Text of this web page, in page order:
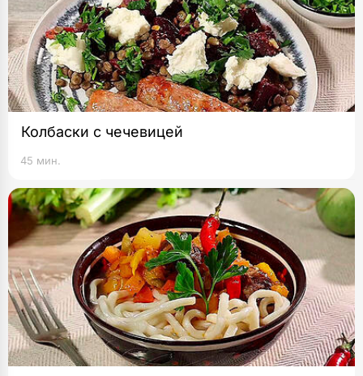
Колбаски с чечевицей
45 мин.